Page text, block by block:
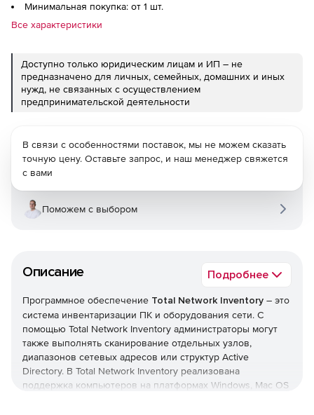
Минимальная покупка: от 1 шт.
Все характеристики
Доступно только юридическим лицам и ИП – не
предназначено для личных, семейных, домашних и иных
нужд, не связанных с осуществлением
предпринимательской деятельности
Описание Подробнее
Программное обеспечение Total Network Inventory – это
система инвентаризации ПК и оборудования сети. С
помощью Total Network Inventory администраторы могут
также выполнять сканирование отдельных узлов,
диапазонов сетевых адресов или структур Active
Directory. В Total Network Inventory реализована
поддержка компьютеров на платформах Windows, Mac OS
В связи с особенностями поставок, мы не можем сказать
точную цену. Оставьте запрос, и наш менеджер свяжется
с вами
Поможем с выбором